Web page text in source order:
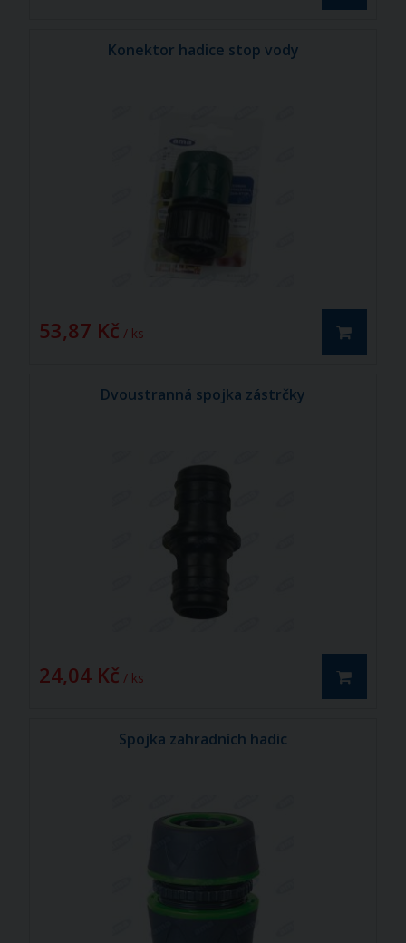
Konektor hadice stop vody
53,87 Kč / ks
Dvoustranná spojka zástrčky
24,04 Kč / ks
Spojka zahradních hadic